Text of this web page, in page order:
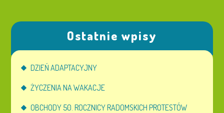
Ostatnie wpisy
DZIEŃ ADAPTACYJNY
ŻYCZENIA NA WAKACJE
OBCHODY 50. ROCZNICY RADOMSKICH PROTESTÓW